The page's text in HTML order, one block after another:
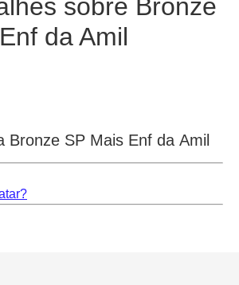
sobre Bronze
da Amil
Bronze SP Mais Enf da Amil